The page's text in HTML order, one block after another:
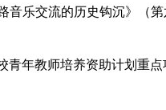
乐交流的历史钩沉》（
青年教师培养资助计划重点